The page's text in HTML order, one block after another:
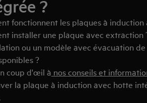
?
fonctionnent les plaques à
installer une plaque avec extraction
ou un modèle avec évacuation
?
coup d'œil à nos conseils et
la plaque à induction avec hotte